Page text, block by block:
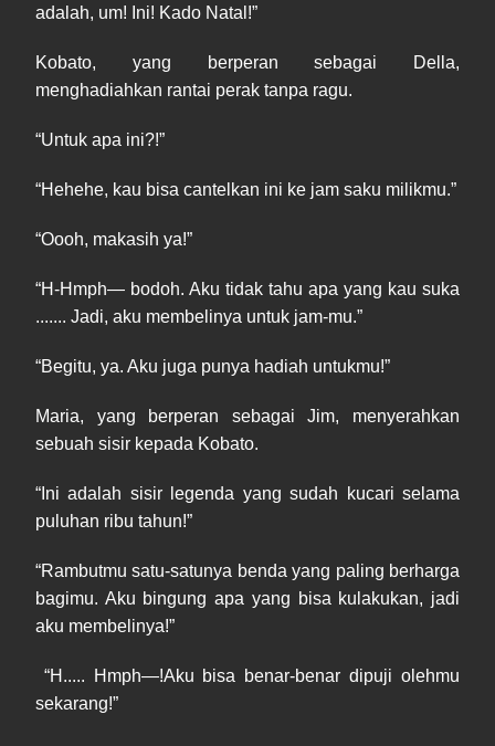
adalah, um! Ini! Kado Natal!”
Kobato, yang berperan sebagai Della,
menghadiahkan rantai perak tanpa ragu.
“Untuk apa ini?!”
“Hehehe, kau bisa cantelkan ini ke jam saku milikmu.”
“Oooh, makasih ya!”
“H-Hmph— bodoh. Aku tidak tahu apa yang kau suka
....... Jadi, aku membelinya untuk jam-mu.”
“Begitu, ya. Aku juga punya hadiah untukmu!”
Maria, yang berperan sebagai Jim, menyerahkan
sebuah sisir kepada Kobato.
“Ini adalah sisir legenda yang sudah kucari selama
puluhan ribu tahun!”
“Rambutmu satu-satunya benda yang paling berharga
bagimu. Aku bingung apa yang bisa kulakukan, jadi
aku membelinya!”
“H..... Hmph—!Aku bisa benar-benar dipuji olehmu
sekarang!”